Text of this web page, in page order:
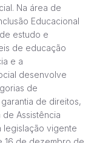
Na área de
Educacional
estudo e
de educação
e a
desenvolve
de
de direitos,
Assistência
legislação vigente